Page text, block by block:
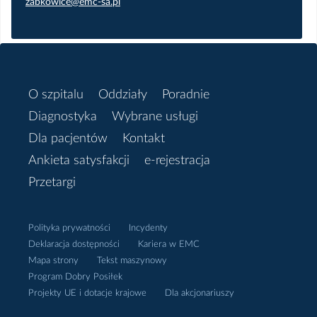
O szpitalu Oddziały
Poradnie
Diagnostyka
Wybrane usługi
Dla pacjentów
Kontakt
Ankieta satysfakcji
e-rejestracja
Przetargi
Polityka prywatności
Incydenty
Deklaracja dostępności
Kariera w EMC
Mapa strony
Tekst maszynowy
Program Dobry Posiłek
Projekty UE i dotacje krajowe
Dla akcjonariuszy